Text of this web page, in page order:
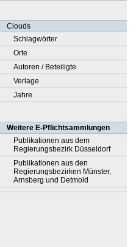
Clouds
Schlagwörter
Orte
Autoren / Beteiligte
Verlage
Jahre
Weitere E-Pflichtsammlungen
Publikationen aus dem
Regierungsbezirk Düsseldorf
Publikationen aus den
Regierungsbezirken Münster,
Arnsberg und Detmold